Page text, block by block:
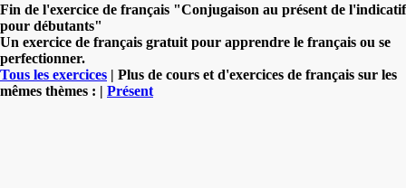
Fin de l'exercice de français "Conjugaison au présent de l'indicatif
pour débutants"
Un exercice de français gratuit pour apprendre le français ou se
perfectionner.
Tous les exercices | Plus de cours et d'exercices de français sur les
mêmes thèmes : | Présent